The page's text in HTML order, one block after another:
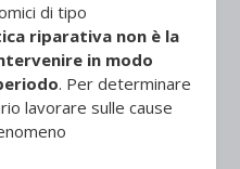
di tipo
riparativa non è la
in modo
. Per determinare
lavorare sulle cause